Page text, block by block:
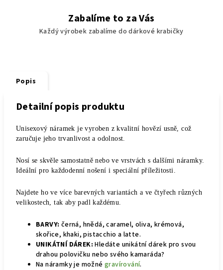
Zabalíme to za Vás
Každý výrobek zabalíme do dárkové krabičky
Popis
Detailní popis produktu
Unisexový náramek je vyroben z kvalitní hovězí usně, což
zaručuje jeho trvanlivost a odolnost.
Nosí se skvěle samostatně nebo ve vrstvách s dalšími náramky.
Ideální pro každodenní nošení i speciální příležitosti.
Najdete ho ve více barevných variantách a ve čtyřech různých
velikostech, tak aby padl každému.
BARVY: černá, hnědá, caramel, oliva, krémová,
skořice, khaki, pistacchio a latte.
UNIKÁTNÍ DÁREK:Hledáte unikátní dárek pro svou
drahou polovičku nebo svého kamaráda?
Na náramky je možnégravírování.